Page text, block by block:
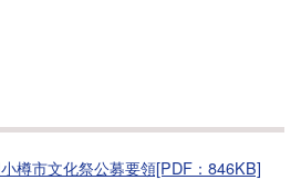
樽市文化祭公募要領[PDF：846KB]